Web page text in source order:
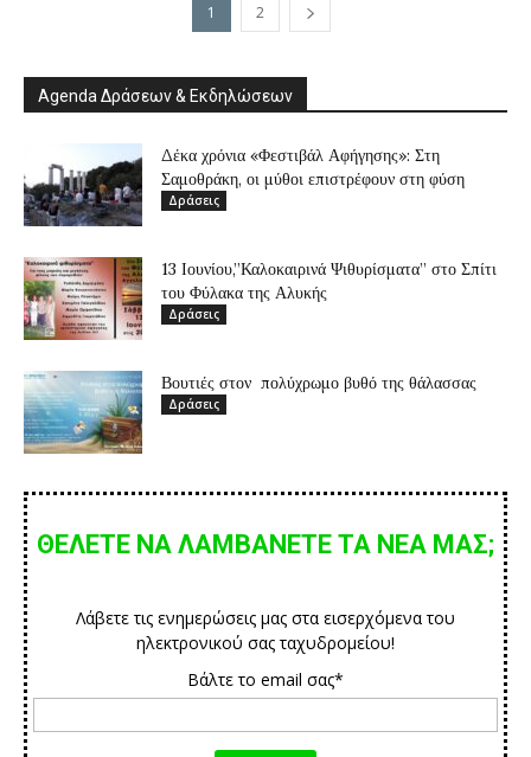
1 2
Agenda Δράσεων & Εκδηλώσεων
Δέκα χρόνια «Φεστιβάλ Αφήγησης»: Στη
Σαμοθράκη, οι μύθοι επιστρέφουν στη φύση
Δράσεις
13 Ιουνίου,”Καλοκαιρινά Ψιθυρίσματα” στο Σπίτι
του Φύλακα της Αλυκής
Δράσεις
Βουτιές στον πολύχρωμο βυθό της θάλασσας
Δράσεις
ΘΕΛΕΤΕ ΝΑ ΛΑΜΒΑΝΕΤΕ ΤΑ ΝΕΑ ΜΑΣ;
Λάβετε τις ενημερώσεις μας στα εισερχόμενα του
ηλεκτρονικού σας ταχυδρομείου!
Βάλτε το email σας*